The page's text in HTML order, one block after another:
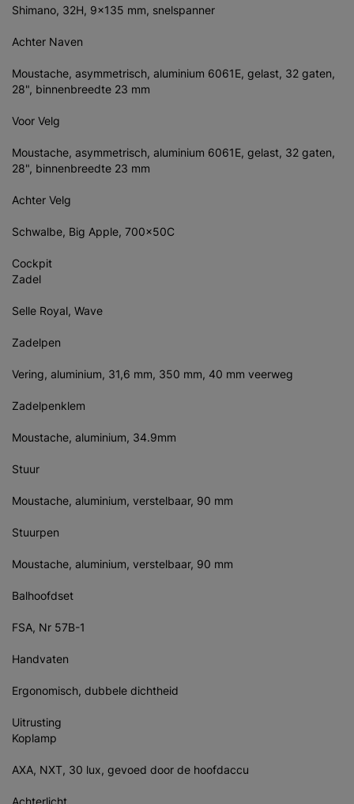
Shimano, 32H, 9x135 mm, snelspanner
Achter Naven
Moustache, asymmetrisch, aluminium 6061E, gelast, 32 gaten,
28", binnenbreedte 23 mm
Voor Velg
Moustache, asymmetrisch, aluminium 6061E, gelast, 32 gaten,
28", binnenbreedte 23 mm
Achter Velg
Schwalbe, Big Apple, 700x50C
Cockpit
Zadel
Selle Royal, Wave
Zadelpen
Vering, aluminium, 31,6 mm, 350 mm, 40 mm veerweg
Zadelpenklem
Moustache, aluminium, 34.9mm
Stuur
Moustache, aluminium, verstelbaar, 90 mm
Stuurpen
Moustache, aluminium, verstelbaar, 90 mm
Balhoofdset
FSA, Nr 57B-1
Handvaten
Ergonomisch, dubbele dichtheid
Uitrusting
Koplamp
AXA, NXT, 30 lux, gevoed door de hoofdaccu